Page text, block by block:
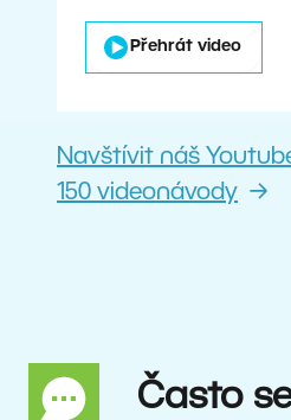
Přehrát video
Navštívit náš
150 videonávody
Často